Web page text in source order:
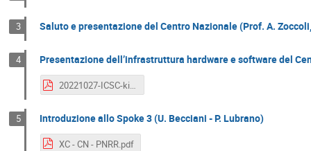
3 Saluto e presentazione del Centro Nazionale (Prof. A.
4 Presentazione dell’infrastruttura hardware e software del
20221027-ICSC-kickoff-spoke-3-INFN.pdf
5 Introduzione allo Spoke 3 (U. Becciani - P. Lubrano)
XC - CN - PNRR.pdf